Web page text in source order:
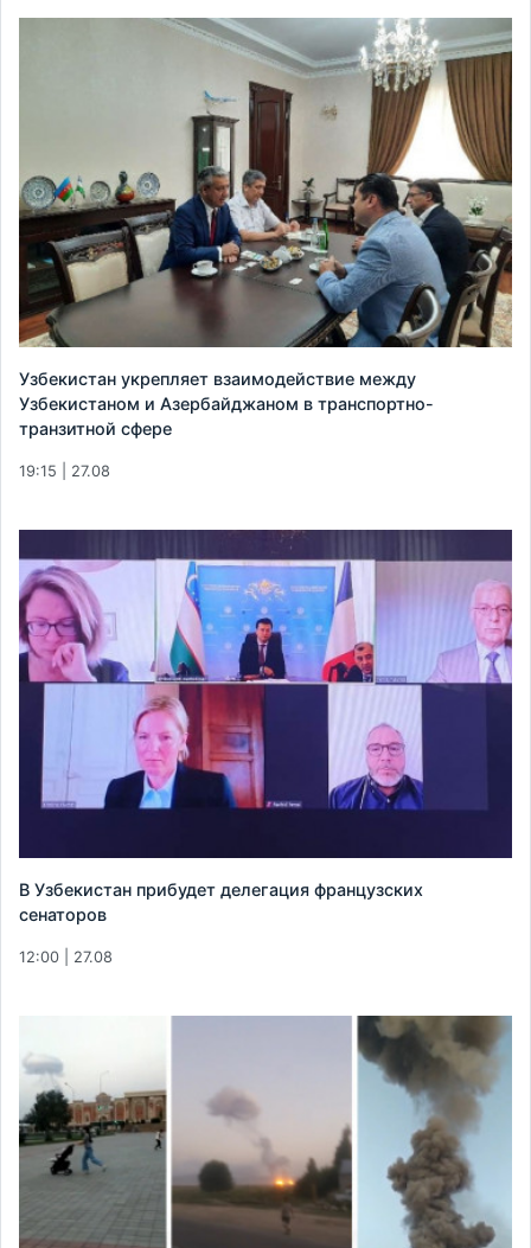
Узбекистан укрепляет взаимодействие между
Узбекистаном и Азербайджаном в транспортно-
транзитной сфере
19:15 | 27.08
В Узбекистан прибудет делегация французских
сенаторов
12:00 | 27.08